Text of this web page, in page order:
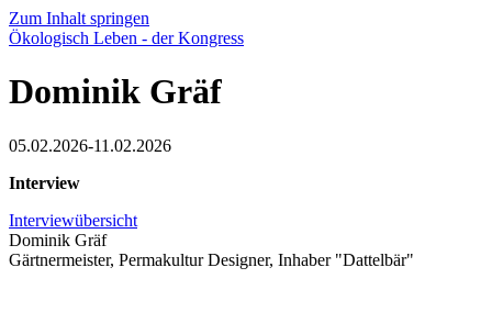
Zum Inhalt springen
Ökologisch Leben - der Kongress
Dominik Gräf
05.02.2026-11.02.2026
Interview
Interviewübersicht
Dominik Gräf
Gärtnermeister, Permakultur Designer, Inhaber "Dattelbär"